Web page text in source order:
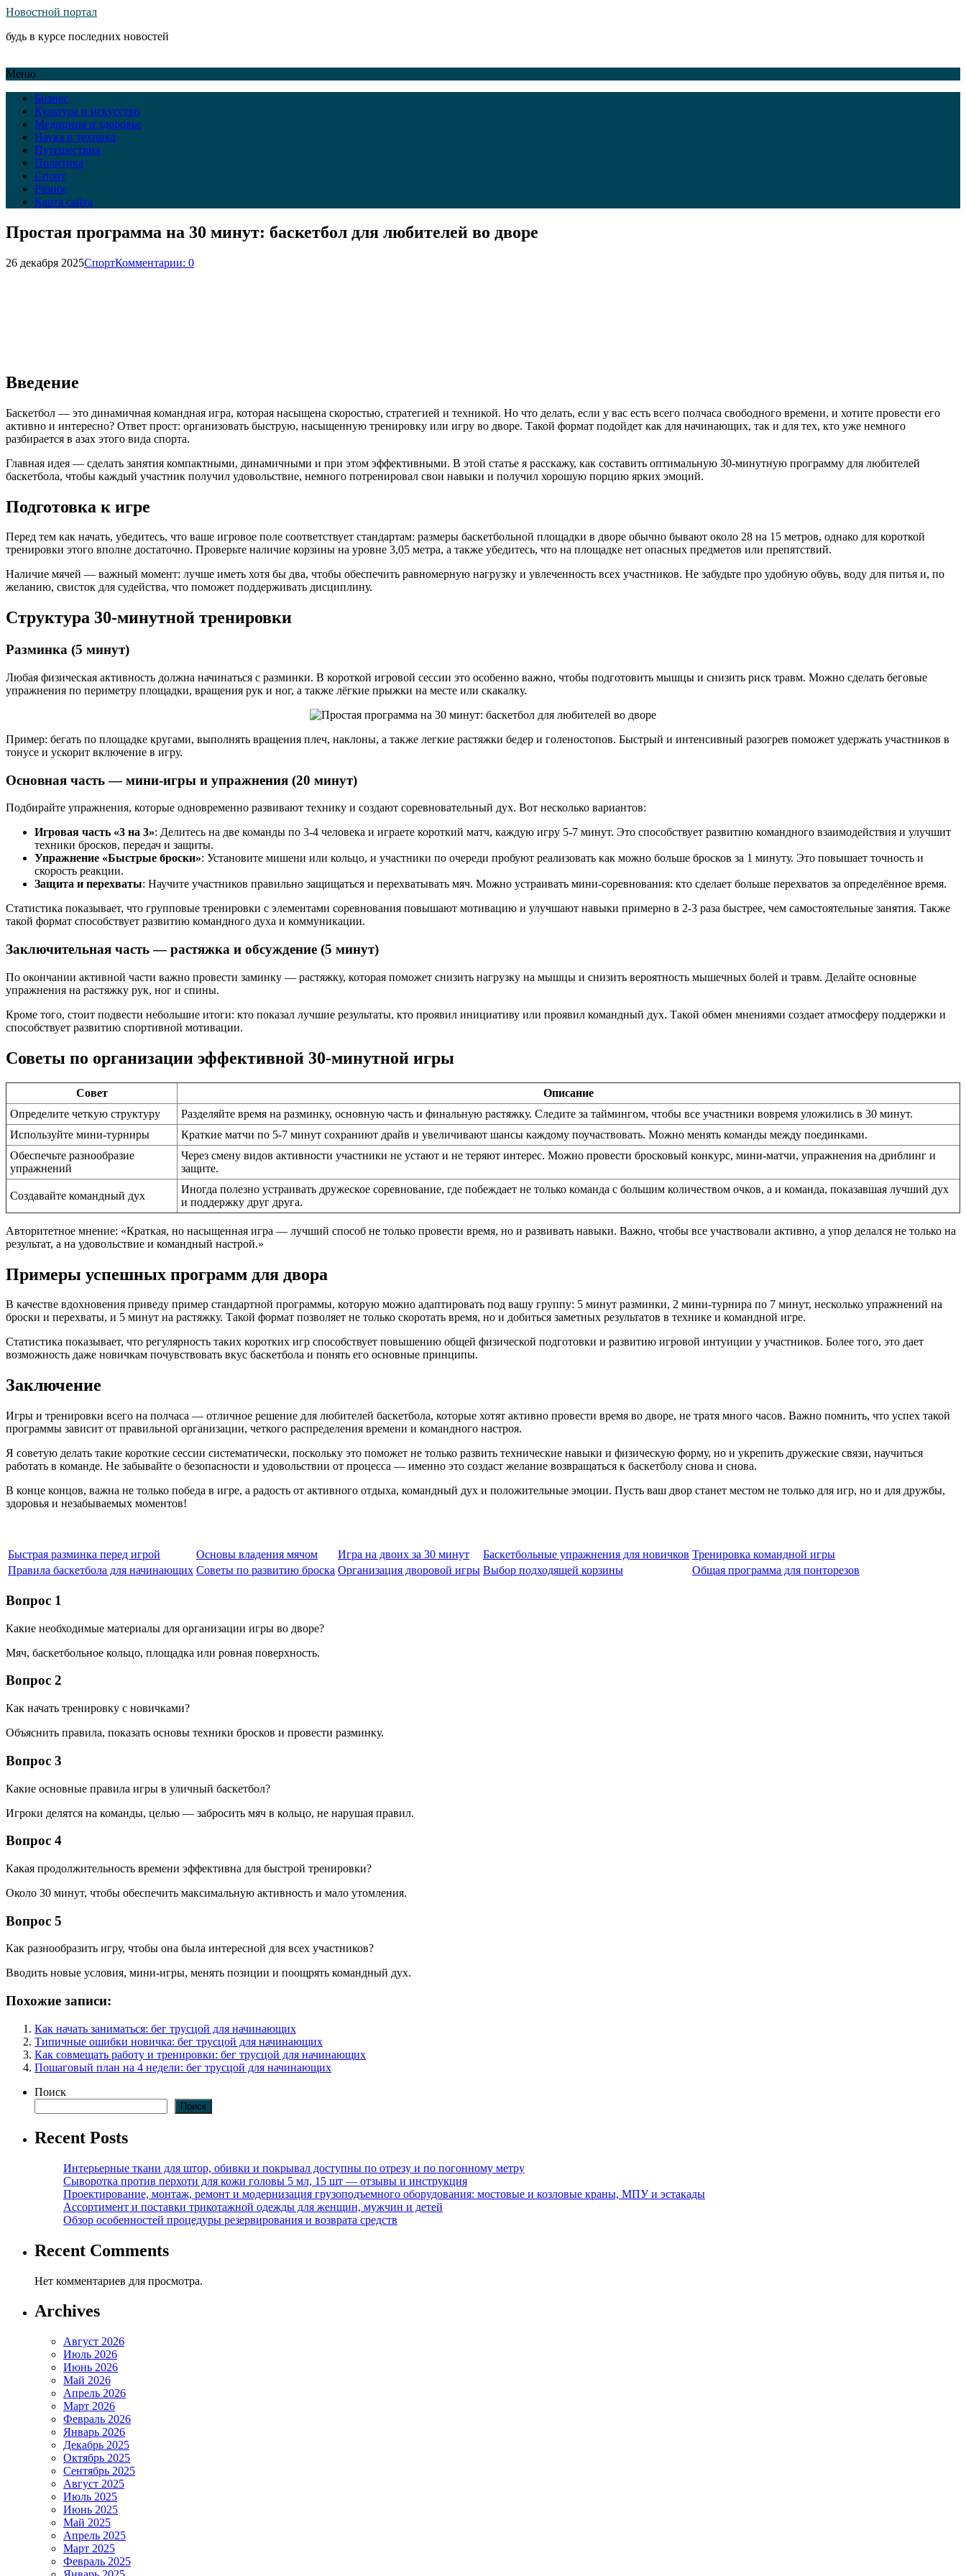
Новостной портал
будь в курсе последних новостей
Меню
Бизнес
Культура и искусство
Медицина и здоровье
Наука и техника
Путешествия
Политика
Спорт
Разное
Карта сайта
Простая программа на 30 минут: баскетбол для любителей во дворе
26 декабря 2025СпортКомментарии: 0
Введение
Баскетбол — это динамичная командная игра, которая насыщена скоростью, стратегией и техникой. Но что делать, если у вас есть всего полчаса свободного времени, и хотите провести его
активно и интересно? Ответ прост: организовать быструю, насыщенную тренировку или игру во дворе. Такой формат подойдет как для начинающих, так и для тех, кто уже немного
разбирается в азах этого вида спорта.
Главная идея — сделать занятия компактными, динамичными и при этом эффективными. В этой статье я расскажу, как составить оптимальную 30-минутную программу для любителей
баскетбола, чтобы каждый участник получил удовольствие, немного потренировал свои навыки и получил хорошую порцию ярких эмоций.
Подготовка к игре
Перед тем как начать, убедитесь, что ваше игровое поле соответствует стандартам: размеры баскетбольной площадки в дворе обычно бывают около 28 на 15 метров, однако для короткой
тренировки этого вполне достаточно. Проверьте наличие корзины на уровне 3,05 метра, а также убедитесь, что на площадке нет опасных предметов или препятствий.
Наличие мячей — важный момент: лучше иметь хотя бы два, чтобы обеспечить равномерную нагрузку и увлеченность всех участников. Не забудьте про удобную обувь, воду для питья и, по
желанию, свисток для судейства, что поможет поддерживать дисциплину.
Структура 30-минутной тренировки
Разминка (5 минут)
Любая физическая активность должна начинаться с разминки. В короткой игровой сессии это особенно важно, чтобы подготовить мышцы и снизить риск травм. Можно сделать беговые
упражнения по периметру площадки, вращения рук и ног, а также лёгкие прыжки на месте или скакалку.
Пример: бегать по площадке кругами, выполнять вращения плеч, наклоны, а также легкие растяжки бедер и голеностопов. Быстрый и интенсивный разогрев поможет удержать участников в
тонусе и ускорит включение в игру.
Основная часть — мини-игры и упражнения (20 минут)
Подбирайте упражнения, которые одновременно развивают технику и создают соревновательный дух. Вот несколько вариантов:
Игровая часть «3 на 3»: Делитесь на две команды по 3-4 человека и играете короткий матч, каждую игру 5-7 минут. Это способствует развитию командного взаимодействия и улучшит
техники бросков, передач и защиты.
Упражнение «Быстрые броски»: Установите мишени или кольцо, и участники по очереди пробуют реализовать как можно больше бросков за 1 минуту. Это повышает точность и
скорость реакции.
Защита и перехваты: Научите участников правильно защищаться и перехватывать мяч. Можно устраивать мини-соревнования: кто сделает больше перехватов за определённое время.
Статистика показывает, что групповые тренировки с элементами соревнования повышают мотивацию и улучшают навыки примерно в 2-3 раза быстрее, чем самостоятельные занятия. Также
такой формат способствует развитию командного духа и коммуникации.
Заключительная часть — растяжка и обсуждение (5 минут)
По окончании активной части важно провести заминку — растяжку, которая поможет снизить нагрузку на мышцы и снизить вероятность мышечных болей и травм. Делайте основные
упражнения на растяжку рук, ног и спины.
Кроме того, стоит подвести небольшие итоги: кто показал лучшие результаты, кто проявил инициативу или проявил командный дух. Такой обмен мнениями создает атмосферу поддержки и
способствует развитию спортивной мотивации.
Советы по организации эффективной 30-минутной игры
Совет
Описание
Определите четкую структуру
Разделяйте время на разминку, основную часть и финальную растяжку. Следите за таймингом, чтобы все участники вовремя уложились в 30 минут.
Используйте мини-турниры
Краткие матчи по 5-7 минут сохраниют драйв и увеличивают шансы каждому поучаствовать. Можно менять команды между поединками.
Обеспечьте разнообразие
упражнений
Через смену видов активности участники не устают и не теряют интерес. Можно провести бросковый конкурс, мини-матчи, упражнения на дриблинг и
защите.
Создавайте командный дух
Иногда полезно устраивать дружеское соревнование, где побеждает не только команда с большим количеством очков, а и команда, показавшая лучший дух
и поддержку друг друга.
Авторитетное мнение: «Краткая, но насыщенная игра — лучший способ не только провести время, но и развивать навыки. Важно, чтобы все участвовали активно, а упор делался не только на
результат, а на удовольствие и командный настрой.»
Примеры успешных программ для двора
В качестве вдохновения приведу пример стандартной программы, которую можно адаптировать под вашу группу: 5 минут разминки, 2 мини-турнира по 7 минут, несколько упражнений на
броски и перехваты, и 5 минут на растяжку. Такой формат позволяет не только скоротать время, но и добиться заметных результатов в технике и командной игре.
Статистика показывает, что регулярность таких коротких игр способствует повышению общей физической подготовки и развитию игровой интуиции у участников. Более того, это дает
возможность даже новичкам почувствовать вкус баскетбола и понять его основные принципы.
Заключение
Игры и тренировки всего на полчаса — отличное решение для любителей баскетбола, которые хотят активно провести время во дворе, не тратя много часов. Важно помнить, что успех такой
программы зависит от правильной организации, четкого распределения времени и командного настроя.
Я советую делать такие короткие сессии систематически, поскольку это поможет не только развить технические навыки и физическую форму, но и укрепить дружеские связи, научиться
работать в команде. Не забывайте о безопасности и удовольствии от процесса — именно это создаст желание возвращаться к баскетболу снова и снова.
В конце концов, важна не только победа в игре, а радость от активного отдыха, командный дух и положительные эмоции. Пусть ваш двор станет местом не только для игр, но и для дружбы,
здоровья и незабываемых моментов!
Быстрая разминка перед игрой Основы владения мячом Игра на двоих за 30 минут Баскетбольные упражнения для новичков Тренировка командной игры
Правила баскетбола для начинающих Советы по развитию броска Организация дворовой игры Выбор подходящей корзины Общая программа для понторезов
Вопрос 1
Какие необходимые материалы для организации игры во дворе?
Мяч, баскетбольное кольцо, площадка или ровная поверхность.
Вопрос 2
Как начать тренировку с новичками?
Объяснить правила, показать основы техники бросков и провести разминку.
Вопрос 3
Какие основные правила игры в уличный баскетбол?
Игроки делятся на команды, целью — забросить мяч в кольцо, не нарушая правил.
Вопрос 4
Какая продолжительность времени эффективна для быстрой тренировки?
Около 30 минут, чтобы обеспечить максимальную активность и мало утомления.
Вопрос 5
Как разнообразить игру, чтобы она была интересной для всех участников?
Вводить новые условия, мини-игры, менять позиции и поощрять командный дух.
Похожие записи:
Как начать заниматься: бег трусцой для начинающих
Типичные ошибки новичка: бег трусцой для начинающих
Как совмещать работу и тренировки: бег трусцой для начинающих
Пошаговый план на 4 недели: бег трусцой для начинающих
Поиск
Поиск
Recent Posts
Интерьерные ткани для штор, обивки и покрывал доступны по отрезу и по погонному метру
Сыворотка против перхоти для кожи головы 5 мл, 15 шт — отзывы и инструкция
Проектирование, монтаж, ремонт и модернизация грузоподъемного оборудования: мостовые и козловые краны, МПУ и эстакады
Ассортимент и поставки трикотажной одежды для женщин, мужчин и детей
Обзор особенностей процедуры резервирования и возврата средств
Recent Comments
Нет комментариев для просмотра.
Archives
Август 2026
Июль 2026
Июнь 2026
Май 2026
Апрель 2026
Март 2026
Февраль 2026
Январь 2026
Декабрь 2025
Октябрь 2025
Сентябрь 2025
Август 2025
Июль 2025
Июнь 2025
Май 2025
Апрель 2025
Март 2025
Февраль 2025